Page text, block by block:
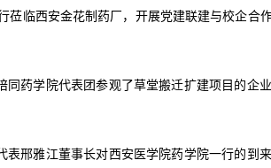
莅临西安金花制药厂，开展党建联建与校企合
药学院代表团参观了草堂搬迁扩建项目的企
邢雅江董事长对西安医学院药学院一行的到